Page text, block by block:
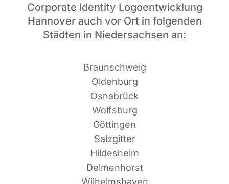
Corporate Identity Logoentwicklung
Hannover auch vor Ort in folgenden
Städten in Niedersachsen an:
Braun­schweig
Oldenburg
Osnabrück
Wolfsburg
Göttingen
Salzgitter
Hildesheim
Delmenhorst